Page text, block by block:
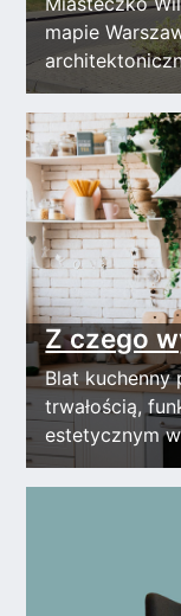
mapie
Z czego
Blat kuchenny
trwałością,
estetycznym